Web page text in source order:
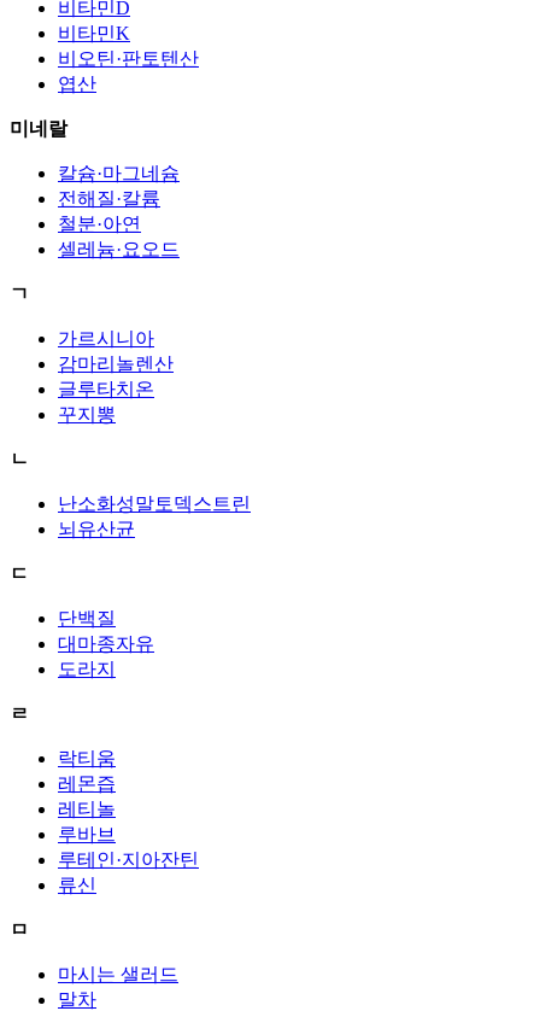
비타민D
비타민K
비오틴·판토텐산
엽산
미네랄
칼슘·마그네슘
전해질·칼륨
철분·아연
셀레늄·요오드
ㄱ
가르시니아
감마리놀렌산
글루타치온
꾸지뽕
ㄴ
난소화성말토덱스트린
뇌유산균
ㄷ
단백질
대마종자유
도라지
ㄹ
락티움
레몬즙
레티놀
루바브
루테인·지아잔틴
류신
ㅁ
마시는 샐러드
말차